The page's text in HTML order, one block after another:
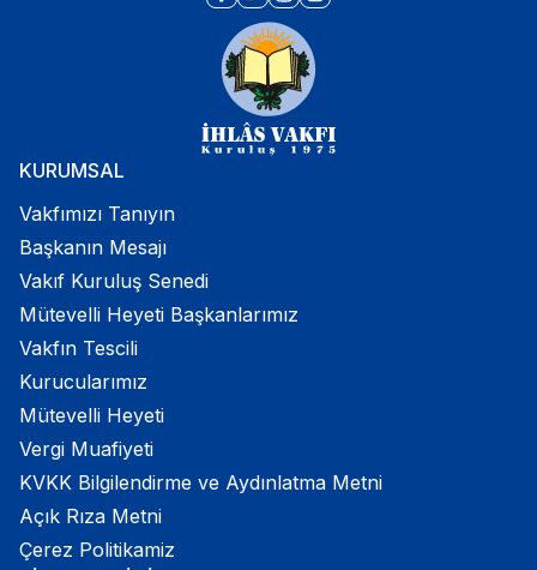
KURUMSAL
Vakfımızı Tanıyın
Başkanın Mesajı
Vakıf Kuruluş Senedi
Mütevelli Heyeti Başkanlarımız
Vakfın Tescili
Kurucularımız
Mütevelli Heyeti
Vergi Muafiyeti
KVKK Bilgilendirme ve Aydınlatma Metni
Açık Rıza Metni
Çerez Politikamiz